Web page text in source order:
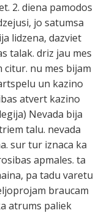
2. diena pamodos
jo satumsa
lidzena, dazviet
talak. driz jau mes
nu mes bijam
un kazino
atvert kazino
Nevada bija
talu. nevada
sur tur iznaca ka
apmales. ta
pa tadu varetu
braucam
atrums paliek